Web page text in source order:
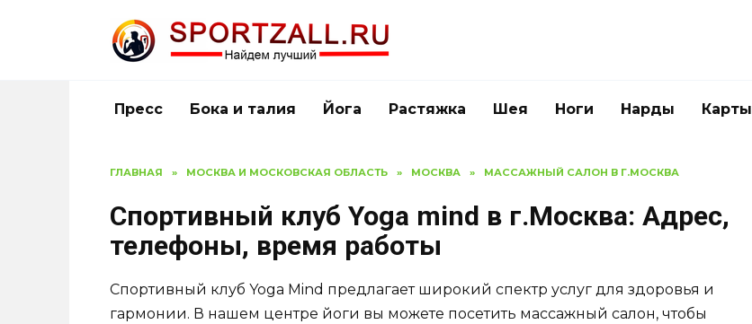
Пресс Бока и талия Йога Растяжка Шея Ноги Нарды Карты
ГЛАВНАЯ » МОСКВА И МОСКОВСКАЯ ОБЛАСТЬ » МОСКВА » МАССАЖНЫЙ САЛОН В Г.МОСКВА
Спортивный клуб Yoga mind в г.Москва: Адрес,
телефоны, время работы
Спортивный клуб Yoga Mind предлагает широкий спектр услуг для здоровья и
гармонии. В нашем центре йоги вы можете посетить массажный салон, чтобы